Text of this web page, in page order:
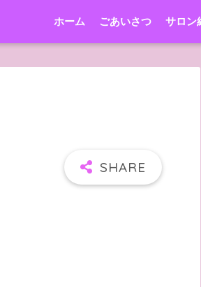
ホーム ごあいさつ サロン